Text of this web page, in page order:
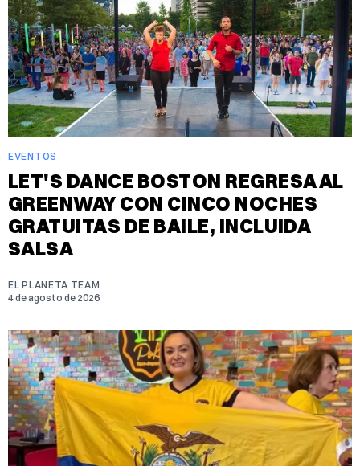
EVENTOS
LET'S DANCE BOSTON REGRESA AL
GREENWAY CON CINCO NOCHES
GRATUITAS DE BAILE, INCLUIDA
SALSA
EL PLANETA TEAM
4 de agosto de 2026